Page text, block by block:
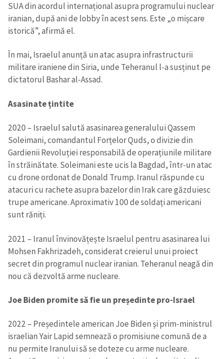
Trimite o informație
Despre ZdG
SUA din acordul internațional asupra programului nuclear
iranian, după ani de lobby în acest sens. Este „o mișcare
istorică”, afirmă el.
În mai, Israelul anunță un atac asupra infrastructurii
militare iraniene din Siria, unde Teheranul l-a susținut pe
dictatorul Bashar al-Assad.
Asasinate țintite
2020 – Israelul salută asasinarea generalului Qassem
Soleimani, comandantul Forțelor Quds, o divizie din
Gardienii Revoluției responsabilă de operațiunile militare
în străinătate. Soleimani este ucis la Bagdad, într-un atac
cu drone ordonat de Donald Trump. Iranul răspunde cu
atacuri cu rachete asupra bazelor din Irak care găzduiesc
trupe americane. Aproximativ 100 de soldați americani
sunt răniți.
2021 – Iranul învinovățește Israelul pentru asasinarea lui
Mohsen Fakhrizadeh, considerat creierul unui proiect
secret din programul nuclear iranian. Teheranul neagă din
nou că dezvoltă arme nucleare.
Joe Biden promite să fie un președinte pro-Israel
2022 – Președintele american Joe Biden și prim-ministrul
israelian Yair Lapid semnează o promisiune comună de a
nu permite Iranului să se doteze cu arme nucleare.